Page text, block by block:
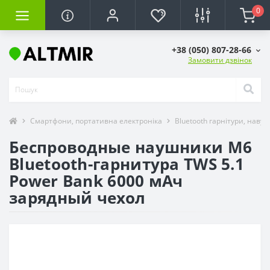
0
+38 (050) 807-28-66
Замовити дзвінок
Смартфони, портативна електроніка Bluetooth гарнітури,
Беспроводные наушники M6
Bluetooth-гарнитура TWS 5.1
Power Bank 6000 мАч
зарядный чехол